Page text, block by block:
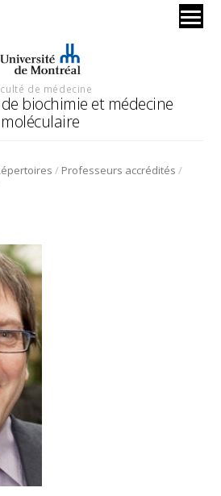
de médecine
biochimie et médecine
moléculaire
/ Professeurs accrédités /